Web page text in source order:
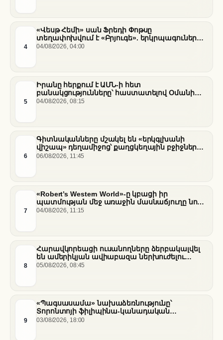
4
«Վեսթ Հեմի» սան Ֆրեդի Փոթսը
տեղափոխվում է «Բրյուգե». երկրպագուների
դժգոհությունը և ակումբի ռազմավարությունը
04/08/2026, 04:00
5
Իրանը հերքում է ԱՄՆ-ի հետ
բանակցությունները՝ հաստատելով Օմանի
միջնորդությամբ քննարկումները Հորմուզի
04/08/2026, 08:15
6
Գիտնականները մշակել են «երկգլխանի
վիշապ» դեղամիջոց՝ քաղցկեղային բջիջները
սովամահ անելու համար
06/08/2026, 11:45
7
«Robert’s Western World»-ը կբացի իր
պատմության մեջ առաջին մասնաճյուղը նոր
«Nissan Stadium» մարզադաշտում
04/08/2026, 11:15
8
Հարավկորեացի ուսանողները ձերբակալվել
են ամերիկյան ավիաբազա ներխուժելու
համար
05/08/2026, 08:45
9
«Պագսասամա» նախաձեռնությունը՝
Տորոնտոյի ֆիլիպինա-կանադական
արվեստագետների համար
03/08/2026, 18:00